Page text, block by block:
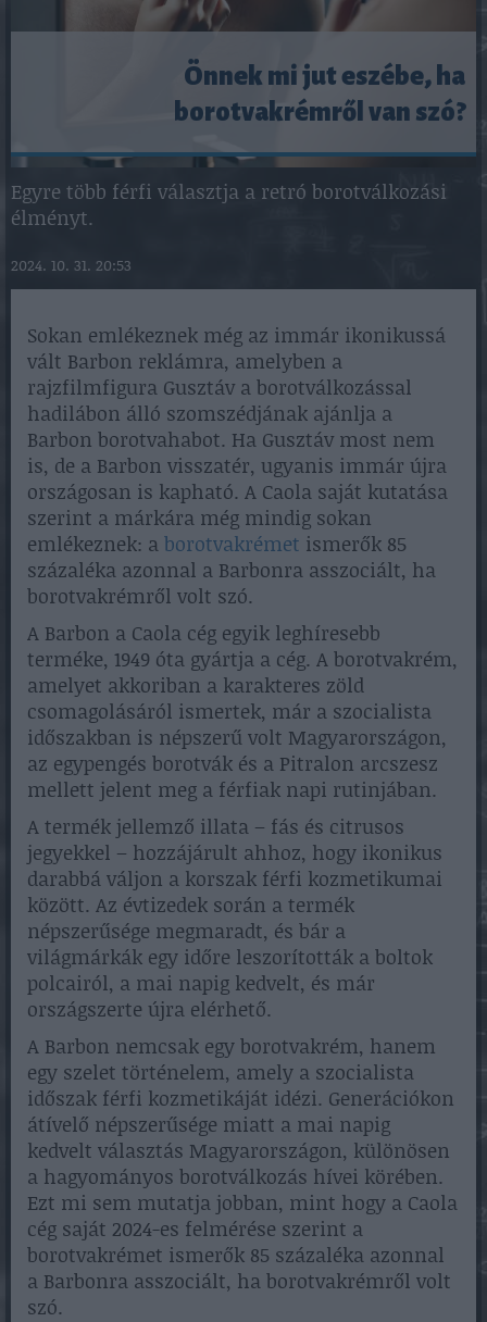
Önnek mi jut eszébe, ha
borotvakrémről van szó?
Egyre több férfi választja a retró borotválkozási
élményt.
2024. 10. 31. 20:53
Sokan emlékeznek még az immár ikonikussá
vált Barbon reklámra, amelyben a
rajzfilmfigura Gusztáv a borotválkozással
hadilábon álló szomszédjának ajánlja a
Barbon borotvahabot. Ha Gusztáv most nem
is, de a Barbon visszatér, ugyanis immár újra
országosan is kapható. A Caola saját kutatása
szerint a márkára még mindig sokan
emlékeznek: aborotvakrémet ismerők 85
százaléka azonnal a Barbonra asszociált, ha
borotvakrémről volt szó.
A Barbon a Caola cég egyik leghíresebb
terméke, 1949 óta gyártja a cég. A borotvakrém,
amelyet akkoriban a karakteres zöld
csomagolásáról ismertek, már a szocialista
időszakban is népszerű volt Magyarországon,
az egypengés borotvák és a Pitralon arcszesz
mellett jelent meg a férfiak napi rutinjában.
A termék jellemző illata – fás és citrusos
jegyekkel – hozzájárult ahhoz, hogy ikonikus
darabbá váljon a korszak férfi kozmetikumai
között. Az évtizedek során a termék
népszerűsége megmaradt, és bár a
világmárkák egy időre leszorították a boltok
polcairól, a mai napig kedvelt, és már
országszerte újra elérhető.
A Barbon nemcsak egy borotvakrém, hanem
egy szelet történelem, amely a szocialista
időszak férfi kozmetikáját idézi. Generációkon
átívelő népszerűsége miatt a mai napig
kedvelt választás Magyarországon, különösen
a hagyományos borotválkozás hívei körében.
Ezt mi sem mutatja jobban, mint hogy a Caola
cég saját 2024-es felmérése szerint a
borotvakrémet ismerők 85 százaléka azonnal
a Barbonra asszociált, ha borotvakrémről volt
szó.